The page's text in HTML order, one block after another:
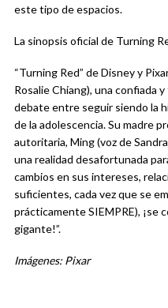
este tipo de espacios.
La sinopsis oficial de Turning
“Turning Red” de Disney y
Rosalie Chiang), una confiada
debate entre seguir siendo la
de la adolescencia. Su madre
autoritaria, Ming (voz de
una realidad desafortunada
cambios en sus intereses,
suficientes, cada vez que se
prácticamente SIEMPRE), ¡se
gigante!”.
Imágenes: Pixar